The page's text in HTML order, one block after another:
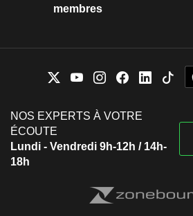
membres
NOS EXPERTS À VOTRE
ÉCOUTE
Lundi - Vendredi 9h-12h / 14h-
18h